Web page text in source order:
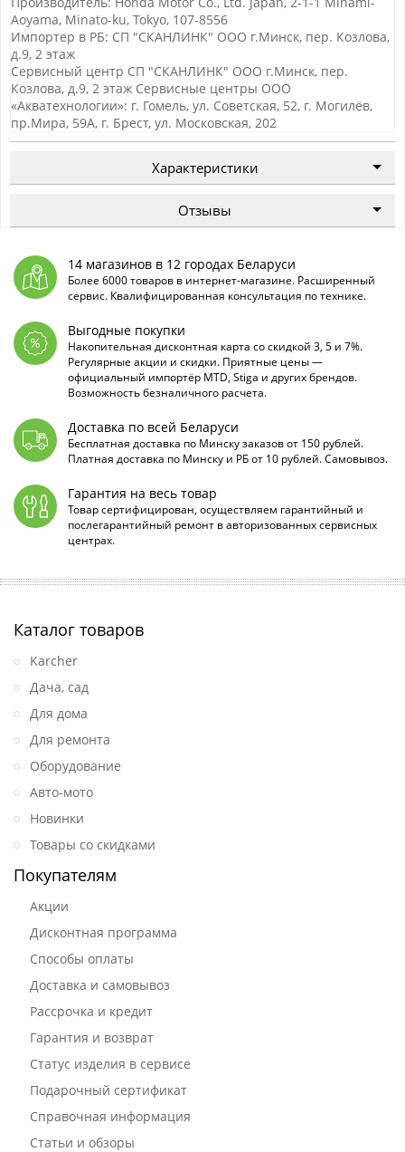
Aoyama, Minato-ku, Tokyo, 107-8556
Импортер в РБ: СП "СКАНЛИНК" ООО г.Минск, пер. Козлова,
д.9, 2 этаж
Сервисный центр СП "СКАНЛИНК" ООО г.Минск, пер.
Козлова, д.9, 2 этаж Сервисные центры ООО
«Акватехнологии»: г. Гомель, ул. Советская, 52, г. Могилёв,
пр.Мира, 59А, г. Брест, ул. Московская, 202
Характеристики
Отзывы
14 магазинов в 12 городах Беларуси
Более 6000 товаров в интернет-магазине. Расширенный
сервис. Квалифицированная консультация по технике.
Выгодные покупки
Накопительная дисконтная карта со скидкой 3, 5 и 7%.
Регулярные акции и скидки. Приятные цены —
официальный импортёр MTD, Stiga и других брендов.
Возможность безналичного расчета.
Доставка по всей Беларуси
Бесплатная доставка по Минску заказов от 150 рублей.
Платная доставка по Минску и РБ от 10 рублей. Самовывоз.
Гарантия на весь товар
Товар сертифицирован, осуществляем гарантийный и
послегарантийный ремонт в авторизованных сервисных
центрах.
Каталог товаров
Karcher
Дача, сад
Для дома
Для ремонта
Оборудование
Авто-мото
Новинки
Товары со скидками
Покупателям
Акции
Дисконтная программа
Способы оплаты
Доставка и самовывоз
Рассрочка и кредит
Гарантия и возврат
Статус изделия в сервисе
Подарочный сертификат
Справочная информация
Статьи и обзоры